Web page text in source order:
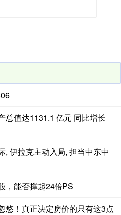
总值达1131.1 亿元 同比增长
, 伊拉克主动入局, 担当中东中
，能否撑起24倍PS
悠！真正决定房价的只有这3点